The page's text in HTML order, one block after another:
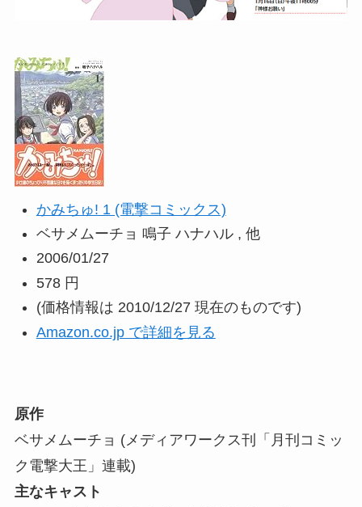
かみちゅ! 1 (電撃コミックス)
ベサメムーチョ 鳴子 ハナハル , 他
2006/01/27
578 円
(価格情報は 2010/12/27 現在のものです)
Amazon.co.jp で詳細を見る
原作
ベサメムーチョ (メディアワークス刊「月刊コミッ
ク電撃大王」連載)
主なキャスト